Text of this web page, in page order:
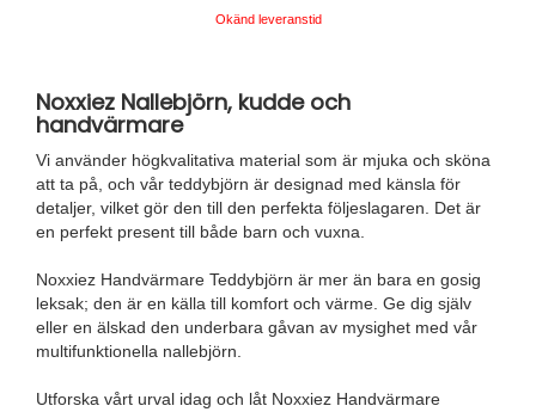
Okänd leveranstid
Noxxiez Nallebjörn, kudde och
handvärmare
Vi använder högkvalitativa material som är mjuka och sköna
att ta på, och vår teddybjörn är designad med känsla för
detaljer, vilket gör den till den perfekta följeslagaren. Det är
en perfekt present till både barn och vuxna.
Noxxiez Handvärmare Teddybjörn är mer än bara en gosig
leksak; den är en källa till komfort och värme. Ge dig själv
eller en älskad den underbara gåvan av mysighet med vår
multifunktionella nallebjörn.
Utforska vårt urval idag och låt Noxxiez Handvärmare